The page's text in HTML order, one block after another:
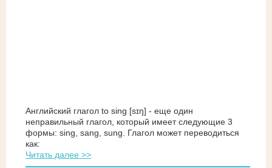
Английский глагол to sing [sɪŋ] - еще один
неправильный глагол, который имеет следующие 3
формы: sing, sang, sung. Глагол может переводиться
как:
Читать далее >>